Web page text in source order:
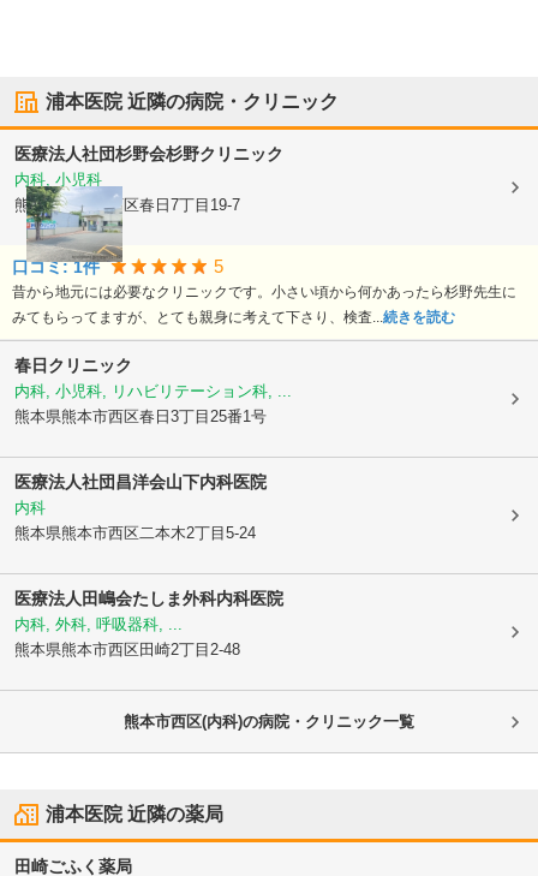
浦本医院近隣の病院・クリニック
医療法人社団杉野会杉野クリニック
内科, 小児科
熊本県熊本市西区春日7丁目19-7
口コミ:1件 5
昔から地元には必要なクリニックです。小さい頃から何かあったら杉野先生に
みてもらってますが、とても親身に考えて下さり、検査... 続きを読む
春日クリニック
内科, 小児科, リハビリテーション科, ...
熊本県熊本市西区春日3丁目25番1号
医療法人社団昌洋会山下内科医院
内科
熊本県熊本市西区 二本木2丁目5-24
医療法人田嶋会たしま外科内科医院
内科, 外科, 呼吸器科, ...
熊本県熊本市西区 田崎2丁目2-48
熊本市西区(内科)の病院・クリニック一覧
浦本医院近隣の薬局
田崎ごふく薬局